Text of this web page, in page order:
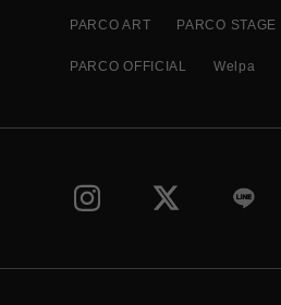
PARCO ART PARCO STAGE
PARCO OFFICIAL Welpa